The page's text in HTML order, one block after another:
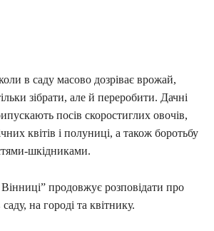
в саду масово дозріває врожай,
зібрати, але й переробити. Дачні
посів скоростиглих овочів,
квітів і полуниці, а також боротьбу
шкідниками.
продовжує розповідати про
на городі та квітнику.